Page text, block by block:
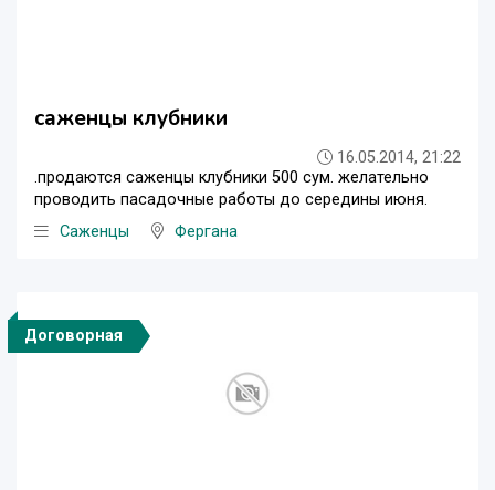
саженцы клубники
16.05.2014, 21:22
.продаются саженцы клубники 500 сум. желательно
проводить пасадочные работы до середины июня.
Саженцы
Фергана
Договорная